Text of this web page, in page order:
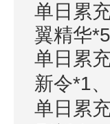
单日累
翼精华
单日累
新令*1
单日累